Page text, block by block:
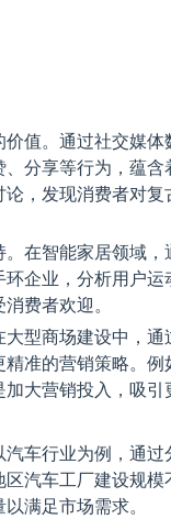
值。通过社交媒
分享等行为，蕴
，发现消费者对
在智能家居领域
企业，分析用户
费者欢迎。
型商场建设中，
准的营销策略。
大营销投入，吸引
车行业为例，通
汽车工厂建设规
满足市场需求。